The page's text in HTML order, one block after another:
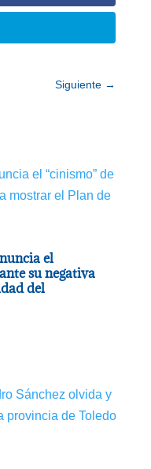
Siguiente →
el
su negativa
del